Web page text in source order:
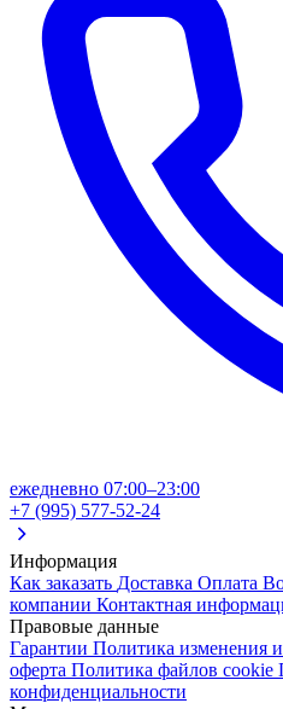
ежедневно 07:00–23:00
+7 (995) 577-52-24
Информация
Как заказать Доставка Оплата
компании Контактная
Правовые данные
Гарантии Политика изменения
оферта Политика файлов cookie
конфиденциальности